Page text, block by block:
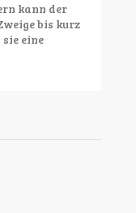
kann der
bis kurz
eine